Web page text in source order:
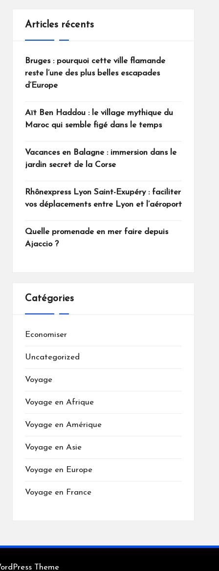
o
e
r
Articles récents
Bruges : pourquoi cette ville flamande
reste l’une des plus belles escapades
d’Europe
Aït Ben Haddou : le village mythique du
Maroc qui semble figé dans le temps
Vacances en Balagne : immersion dans le
jardin secret de la Corse
Rhônexpress Lyon Saint-Exupéry : faciliter
vos déplacements entre Lyon et l’aéroport
Quelle promenade en mer faire depuis
Ajaccio ?
Catégories
Economiser
Uncategorized
Voyage
Voyage en Afrique
Voyage en Amérique
Voyage en Asie
Voyage en Europe
Voyage en France
Theme